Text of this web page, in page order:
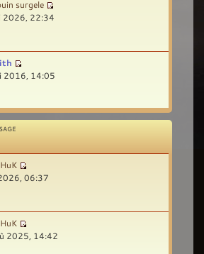
surgele
2026, 22:34
2016, 14:05
06:37
2025, 14:42